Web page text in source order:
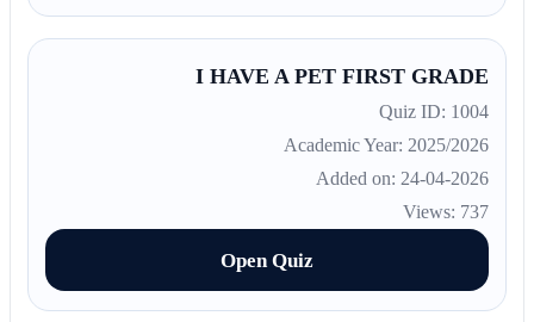
I HAVE A PET FIRST GRADE
Quiz ID: 1004
Academic Year: 2025/2026
Added on: 24-04-2026
Views: 737
Open Quiz